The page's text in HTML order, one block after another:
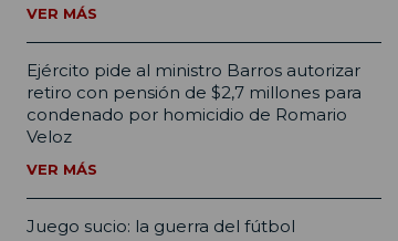
VER MÁS
Ejército pide al ministro Barros autorizar
retiro con pensión de $2,7 millones para
condenado por homicidio de Romario
Veloz
VER MÁS
Juego sucio: la guerra del fútbol